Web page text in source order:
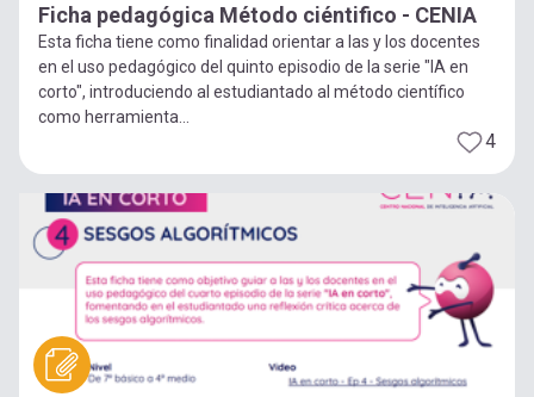
Ficha pedagógica Método ciéntifico - CENIA
Esta ficha tiene como finalidad orientar a las y los docentes
en el uso pedagógico del quinto episodio de la serie "IA en
corto", introduciendo al estudiantado al método científico
como herramienta...
4